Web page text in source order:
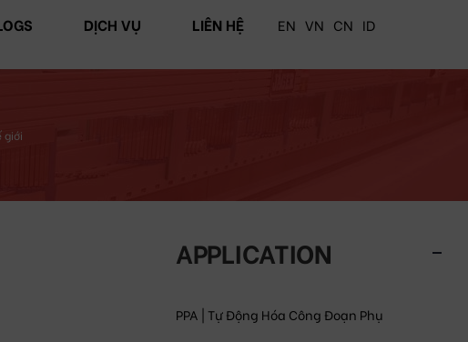
DỊCH VỤ LIÊN HỆ EN VN CN ID
giới
APPLICATION
PPA | Tự Động Hóa Công Đoạn Phụ